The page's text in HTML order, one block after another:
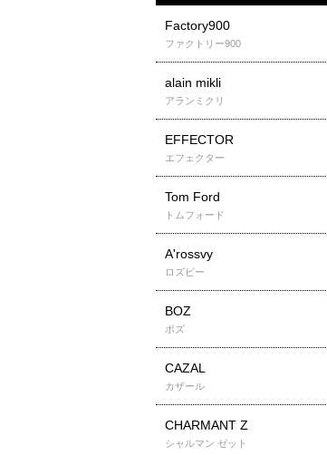
Factory900
ファクトリー900
alain mikli
アランミクリ
EFFECTOR
エフェクター
Tom Ford
トムフォード
A'rossvy
ロズビー
BOZ
ボズ
CAZAL
カザール
CHARMANT Z
シャルマン ゼット